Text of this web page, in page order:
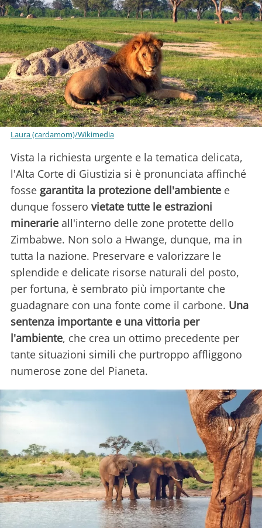
Laura (cardamom)/Wikimedia
Vista la richiesta urgente e la tematica delicata,
l'Alta Corte di Giustizia si è pronunciata affinché
fosse garantita la protezione dell'ambiente e
dunque fossero vietate tutte le estrazioni
minerarie all'interno delle zone protette dello
Zimbabwe. Non solo a Hwange, dunque, ma in
tutta la nazione. Preservare e valorizzare le
splendide e delicate risorse naturali del posto,
per fortuna, è sembrato più importante che
guadagnare con una fonte come il carbone. Una
sentenza importante e una vittoria per
l'ambiente, che crea un ottimo precedente per
tante situazioni simili che purtroppo affliggono
numerose zone del Pianeta.